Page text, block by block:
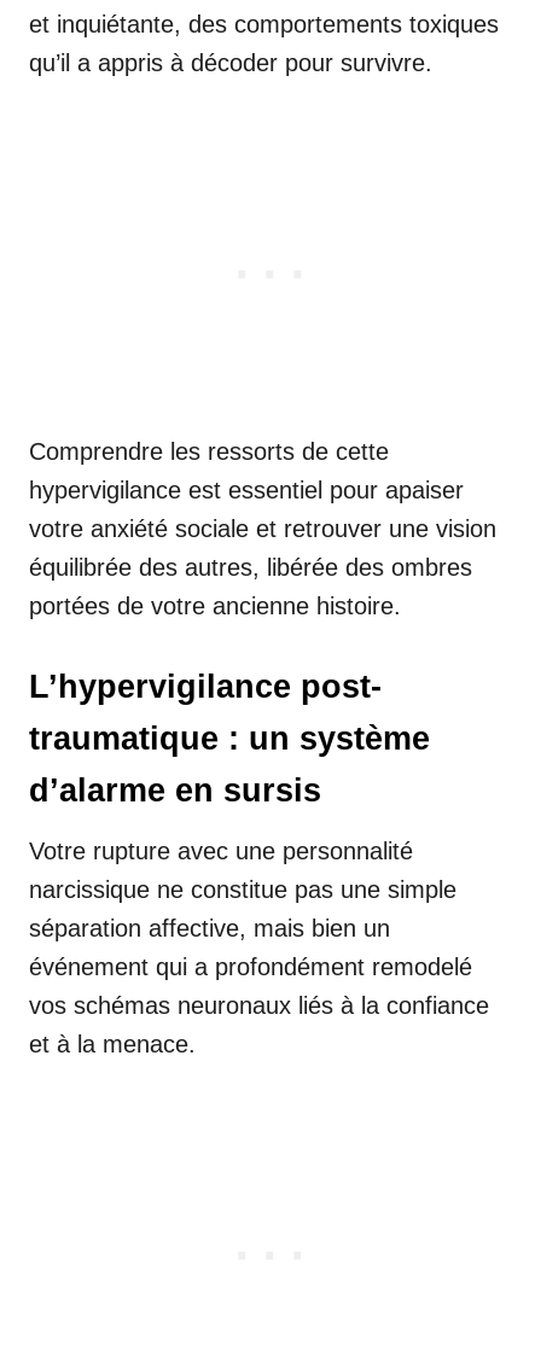
et inquiétante, des comportements toxiques
qu’il a appris à décoder pour survivre.
Comprendre les ressorts de cette
hypervigilance est essentiel pour apaiser
votre anxiété sociale et retrouver une vision
équilibrée des autres, libérée des ombres
portées de votre ancienne histoire.
L’hypervigilance post-
traumatique : un système
d’alarme en sursis
Votre rupture avec une personnalité
narcissique ne constitue pas une simple
séparation affective, mais bien un
événement qui a profondément remodelé
vos schémas neuronaux liés à la confiance
et à la menace.